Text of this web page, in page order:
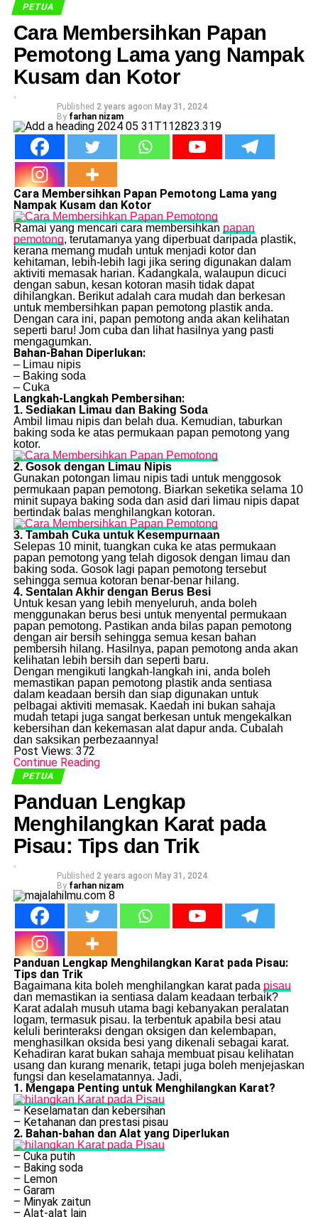
PETUA
Cara Membersihkan Papan
Pemotong Lama yang Nampak
Kusam dan Kotor
Published 2 years agoon May 31, 2024
By farhan nizam
Cara Membersihkan Papan Pemotong Lama yang
Nampak Kusam dan Kotor
Ramai yang mencari cara membersihkan papan
pemotong, terutamanya yang diperbuat daripada plastik,
kerana memang mudah untuk menjadi kotor dan
kehitaman, lebih-lebih lagi jika sering digunakan dalam
aktiviti memasak harian. Kadangkala, walaupun dicuci
dengan sabun, kesan kotoran masih tidak dapat
dihilangkan. Berikut adalah cara mudah dan berkesan
untuk membersihkan papan pemotong plastik anda.
Dengan cara ini, papan pemotong anda akan kelihatan
seperti baru! Jom cuba dan lihat hasilnya yang pasti
mengagumkan.
Bahan-Bahan Diperlukan:
– Limau nipis
– Baking soda
– Cuka
Langkah-Langkah Pembersihan:
1. Sediakan Limau dan Baking Soda
Ambil limau nipis dan belah dua. Kemudian, taburkan
baking soda ke atas permukaan papan pemotong yang
kotor.
2. Gosok dengan Limau Nipis
Gunakan potongan limau nipis tadi untuk menggosok
permukaan papan pemotong. Biarkan seketika selama 10
minit supaya baking soda dan asid dari limau nipis dapat
bertindak balas menghilangkan kotoran.
3. Tambah Cuka untuk Kesempurnaan
Selepas 10 minit, tuangkan cuka ke atas permukaan
papan pemotong yang telah digosok dengan limau dan
baking soda. Gosok lagi papan pemotong tersebut
sehingga semua kotoran benar-benar hilang.
4. Sentalan Akhir dengan Berus Besi
Untuk kesan yang lebih menyeluruh, anda boleh
menggunakan berus besi untuk menyental permukaan
papan pemotong. Pastikan anda bilas papan pemotong
dengan air bersih sehingga semua kesan bahan
pembersih hilang. Hasilnya, papan pemotong anda akan
kelihatan lebih bersih dan seperti baru.
Dengan mengikuti langkah-langkah ini, anda boleh
memastikan papan pemotong plastik anda sentiasa
dalam keadaan bersih dan siap digunakan untuk
pelbagai aktiviti memasak. Kaedah ini bukan sahaja
mudah tetapi juga sangat berkesan untuk mengekalkan
kebersihan dan kekemasan alat dapur anda. Cubalah
dan saksikan perbezaannya!
Post Views: 372
Continue Reading
PETUA
Panduan Lengkap
Menghilangkan Karat pada
Pisau: Tips dan Trik
Published 2 years agoon May 31, 2024
By farhan nizam
Panduan Lengkap Menghilangkan Karat pada Pisau:
Tips dan Trik
Bagaimana kita boleh menghilangkan karat pada pisau
dan memastikan ia sentiasa dalam keadaan terbaik?
Karat adalah musuh utama bagi kebanyakan peralatan
logam, termasuk pisau. Ia terbentuk apabila besi atau
keluli berinteraksi dengan oksigen dan kelembapan,
menghasilkan oksida besi yang dikenali sebagai karat.
Kehadiran karat bukan sahaja membuat pisau kelihatan
usang dan kurang menarik, tetapi juga boleh menjejaskan
fungsi dan keselamatannya. Jadi,
1. Mengapa Penting untuk Menghilangkan Karat?
– Keselamatan dan kebersihan
– Ketahanan dan prestasi pisau
2. Bahan-bahan dan Alat yang Diperlukan
– Cuka putih
– Baking soda
– Lemon
– Garam
– Minyak zaitun
– Alat-alat lain